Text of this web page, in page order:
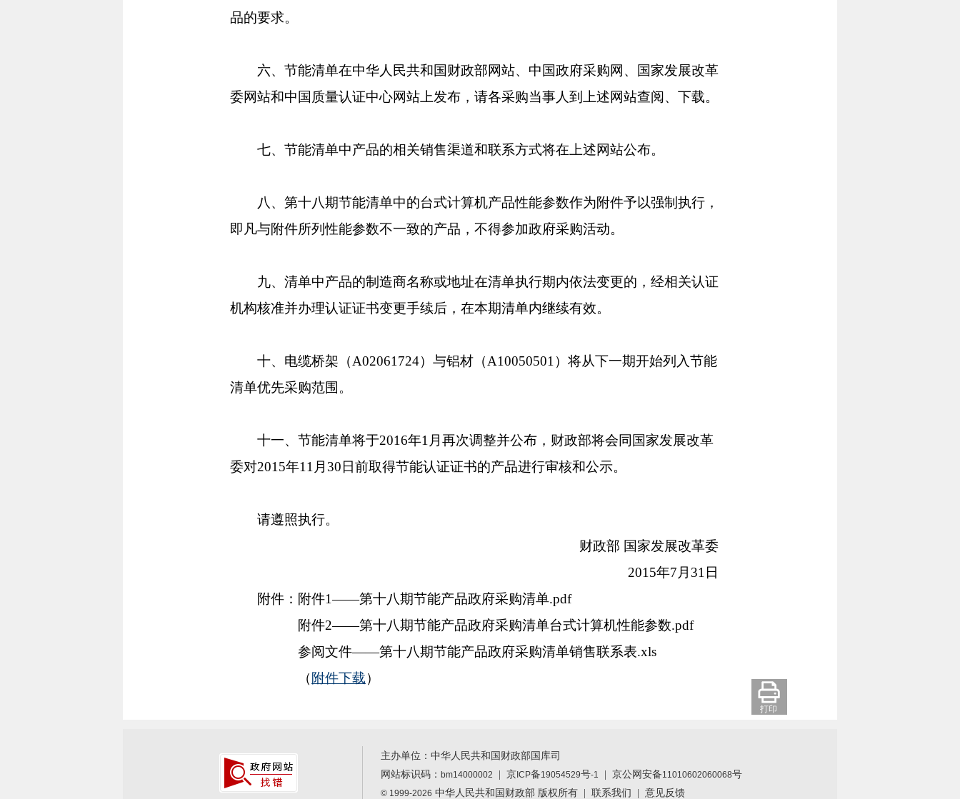
打印
品的要求。
六、节能清单在中华人民共和国财政部网站、中国政府采购网、国家发展改革
委网站和中国质量认证中心网站上发布，请各采购当事人到上述网站查阅、下载。
七、节能清单中产品的相关销售渠道和联系方式将在上述网站公布。
八、第十八期节能清单中的台式计算机产品性能参数作为附件予以强制执行，
即凡与附件所列性能参数不一致的产品，不得参加政府采购活动。
九、清单中产品的制造商名称或地址在清单执行期内依法变更的，经相关认证
机构核准并办理认证证书变更手续后，在本期清单内继续有效。
十、电缆桥架（A02061724）与铝材（A10050501）将从下一期开始列入节能
清单优先采购范围。
十一、节能清单将于2016年1月再次调整并公布，财政部将会同国家发展改革
委对2015年11月30日前取得节能认证证书的产品进行审核和公示。
请遵照执行。
财政部 国家发展改革委
2015年7月31日
附件：附件1——第十八期节能产品政府采购清单.pdf
附件2——第十八期节能产品政府采购清单台式计算机性能参数.pdf
参阅文件——第十八期节能产品政府采购清单销售联系表.xls
（ 附件下载）
主办单位：中华人民共和国财政部国库司
网站标识码： bm14000002 京 ICP备19054529号-1 | 京公网安备11010602060068号
© 1999-2026 中华人民共和国财政部 版权所有 | 联系我们 意见反馈